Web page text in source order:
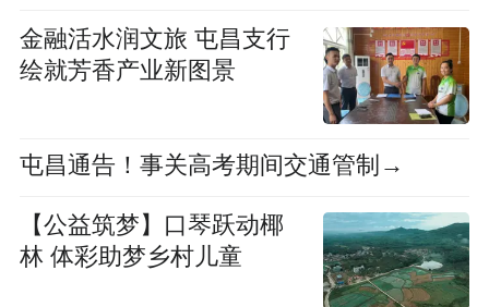
金融活水润文旅 屯昌支行
绘就芳香产业新图景
屯昌通告！事关高考期间交通管制→
【公益筑梦】口琴跃动椰
林 体彩助梦乡村儿童